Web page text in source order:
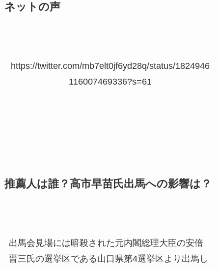
ネットの声
https://twitter.com/mb7elt0jf6yd28q/status/1824946
116007469336?s=61
推薦人は誰？高市早苗氏出馬への影響は？
出馬会見場には暗殺された元内閣総理大臣の安倍
晋三氏の選挙区である山口県第4選挙区より出馬し